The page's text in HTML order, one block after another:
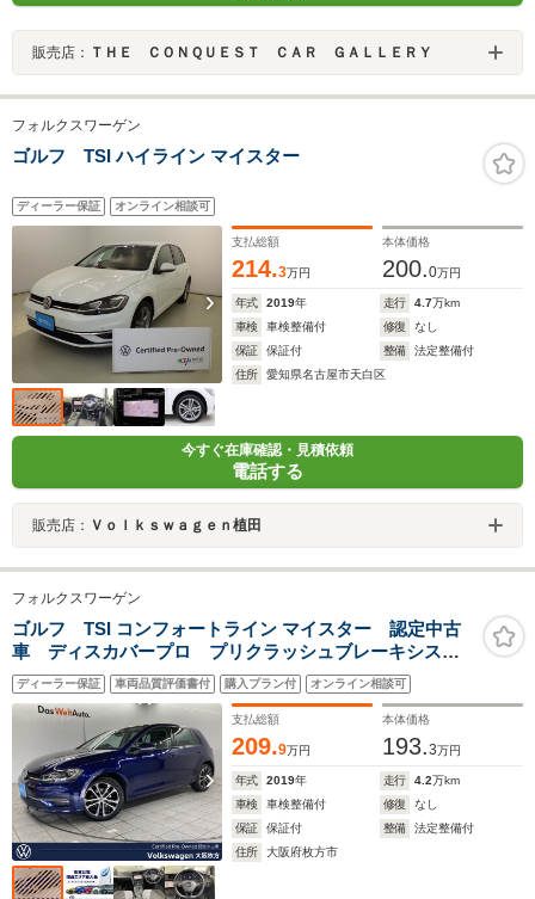
販売店： ＴＨＥ ＣＯＮＱＵＥＳＴ ＣＡＲ ＧＡＬＬＥＲＹ
フォルクスワーゲン
ゴルフ TSI ハイライン マイスター
ディーラー保証 オンライン相談可
支払総額
214.3万円
本体価格
200.0万円
年式 2019年 走行 4.7万km
車検
車検整備付 修復
なし
保証
保証付 整備
法定整備付
住所
愛知県名古屋市天白区
今すぐ在庫確認・見積依頼
電話する
販売店： Ｖｏｌｋｓｗａｇｅｎ植田
フォルクスワーゲン
ゴルフ TSI コンフォートライン マイスター 認定中古
車 ディスカバープロ プリクラッシュブレーキシステ
ム ブラインドスポット パークアシスト アダプティ
ブクルーズコントロール LEDヘッドランプリアスポイ
ラープライバシーガラススマートエントリー
ディーラー保証 車両品質評価書付 購入プラン付 オンライン相談可
支払総額
209.9万円
本体価格
193.3万円
年式 2019年 走行 4.2万km
車検
車検整備付 修復
なし
保証
保証付 整備
法定整備付
住所
大阪府枚方市